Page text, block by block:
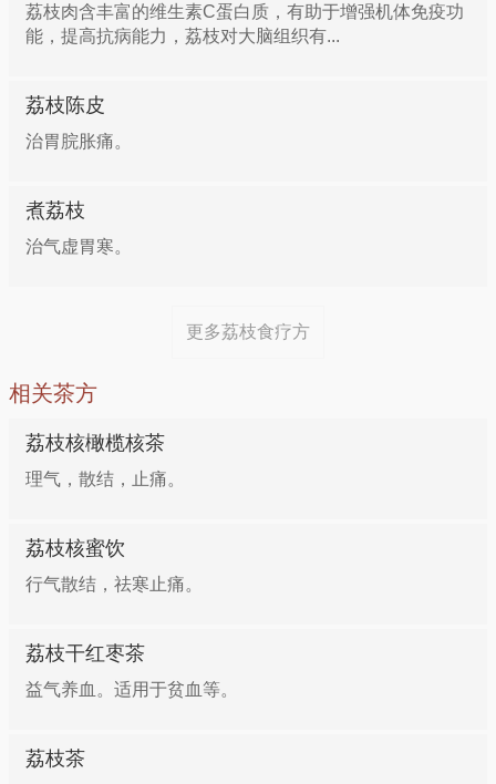
用法：水4碗煎1碗半，加红糖溶化后，分2次服。
11、荔枝莲子淮山粥
时，加入大米100克，同煮粥，用油盐或白糖调味食
用，可治老人晨起腹泻(五更泻)，大便溏稀等症。
腰尺草11.3克，消渴草30.0克，埔盐根30.0克
用法：水煎服。
组成：荔枝肉37.5克
用法：捣烂外敷患处。
组成：落枝壳37.5~75.0克
荔枝肉含丰富的维生素C蛋白质，有助于增强机体免疫功
能，提高抗病能力，荔枝对大脑组织有...
荔枝陈皮
治胃脘胀痛。
煮荔枝
治气虚胃寒。
更多荔枝食疗方
相关茶方
荔枝核橄榄核茶
理气，散结，止痛。
荔枝核蜜饮
行气散结，祛寒止痛。
荔枝干红枣茶
益气养血。适用于贫血等。
荔枝茶